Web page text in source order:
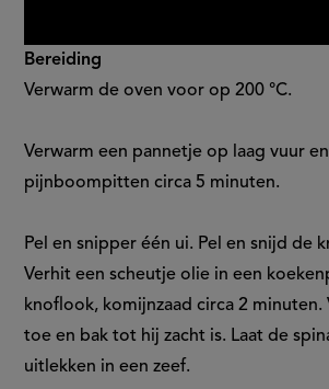
Bereiding
Verwarm de oven voor op 200 °C.
Verwarm een pannetje op laag vuur
pijnboompitten circa 5 minuten.
Pel en snipper één ui. Pel en snijd de
Verhit een scheutje olie in een
knoflook, komijnzaad circa 2 minuten.
toe en bak tot hij zacht is. Laat de
uitlekken in een zeef.